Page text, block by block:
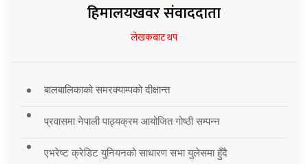
हिमालयखवर संवाददाता
लेखकबाट थप
बालबालिकाको समरक्याम्पको दीक्षान्त
प्रवासमा नेपाली पाठ्यक्रम आयोजित गोष्ठी सम्पन्न
एभरेष्ट क्रेडिट युनियनको साधारण सभा युलेसमा हुँदै